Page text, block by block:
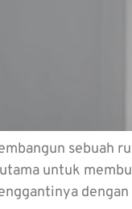
sebuah
untuk